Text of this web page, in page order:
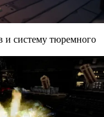
и систему тюремного